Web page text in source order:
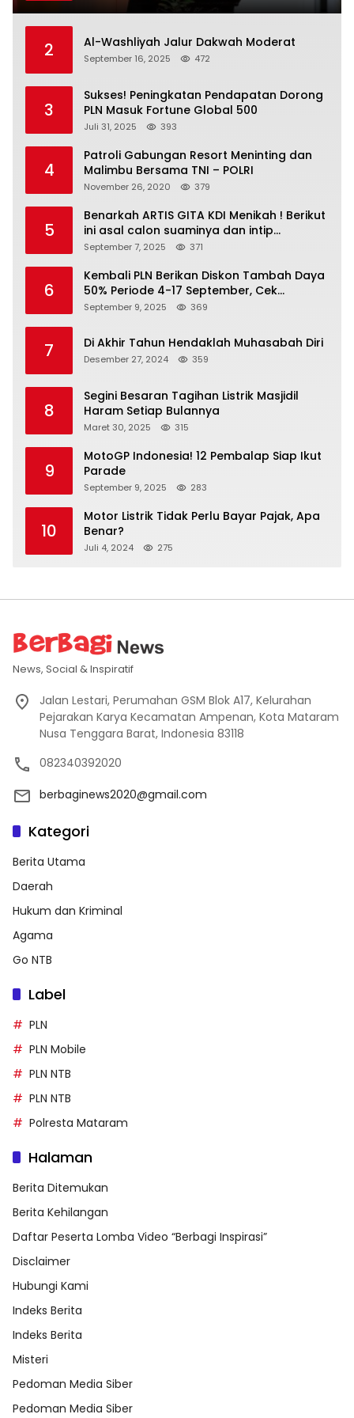
2 Al-Washliyah Jalur Dakwah Moderat
September 16, 2025 472
3
Sukses! Peningkatan Pendapatan Dorong
PLN Masuk Fortune Global 500
Juli 31, 2025 393
4
Patroli Gabungan Resort Meninting dan
Malimbu Bersama TNI – POLRI
November 26, 2020 379
5
Benarkah ARTIS GITA KDI Menikah ! Berikut
ini asal calon suaminya dan intip
undangannya
September 7, 2025 371
6
Kembali PLN Berikan Diskon Tambah Daya
50% Periode 4-17 September, Cek
Ketentuannya!
September 9, 2025 369
7 Di Akhir Tahun Hendaklah Muhasabah Diri
Desember 27, 2024 359
8
Segini Besaran Tagihan Listrik Masjidil
Haram Setiap Bulannya
Maret 30, 2025 315
9
MotoGP Indonesia! 12 Pembalap Siap Ikut
Parade
September 9, 2025 283
10
Motor Listrik Tidak Perlu Bayar Pajak, Apa
Benar?
Juli 4, 2024 275
News, Social & Inspiratif
Jalan Lestari, Perumahan GSM Blok A17, Kelurahan
Pejarakan Karya Kecamatan Ampenan, Kota Mataram
Nusa Tenggara Barat, Indonesia 83118
082340392020
berbaginews2020@gmail.com
Kategori
Berita Utama
Daerah
Hukum dan Kriminal
Agama
Go NTB
Label
PLN
PLN Mobile
PLN NTB
PLN NTB
Polresta Mataram
Halaman
Berita Ditemukan
Berita Kehilangan
Daftar Peserta Lomba Video “Berbagi Inspirasi”
Disclaimer
Hubungi Kami
Indeks Berita
Indeks Berita
Misteri
Pedoman Media Siber
Pedoman Media Siber